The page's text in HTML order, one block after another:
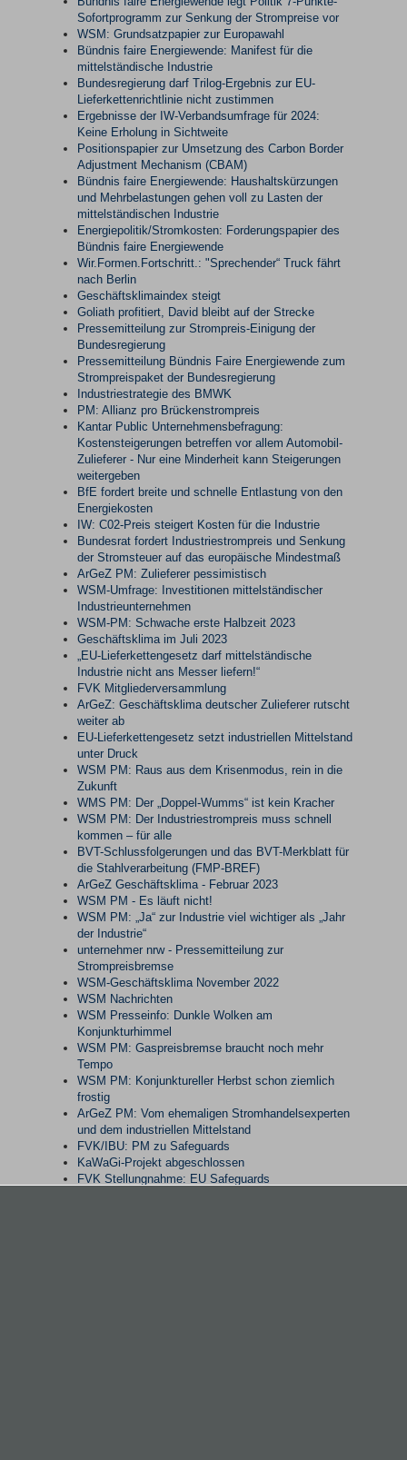
Sofortprogramm zur Senkung der Strompreise vor
WSM: Grundsatzpapier zur Europawahl
Bündnis faire Energiewende: Manifest für die
mittelständische Industrie
Bundesregierung darf Trilog-Ergebnis zur EU-
Lieferkettenrichtlinie nicht zustimmen
Ergebnisse der IW-Verbandsumfrage für 2024:
Keine Erholung in Sichtweite
Positionspapier zur Umsetzung des Carbon Border
Adjustment Mechanism (CBAM)
Bündnis faire Energiewende: Haushaltskürzungen
und Mehrbelastungen gehen voll zu Lasten der
mittelständischen Industrie
Energiepolitik/Stromkosten: Forderungspapier des
Bündnis faire Energiewende
Wir.Formen.Fortschritt.: "Sprechender“ Truck fährt
nach Berlin
Geschäftsklimaindex steigt
Goliath profitiert, David bleibt auf der Strecke
Pressemitteilung zur Strompreis-Einigung der
Bundesregierung
Pressemitteilung Bündnis Faire Energiewende zum
Strompreispaket der Bundesregierung
Industriestrategie des BMWK
PM: Allianz pro Brückenstrompreis
Kantar Public Unternehmensbefragung:
Kostensteigerungen betreffen vor allem Automobil-
Zulieferer - Nur eine Minderheit kann Steigerungen
weitergeben
BfE fordert breite und schnelle Entlastung von den
Energiekosten
IW: C02-Preis steigert Kosten für die Industrie
Bundesrat fordert Industriestrompreis und Senkung
der Stromsteuer auf das europäische Mindestmaß
ArGeZ PM: Zulieferer pessimistisch
WSM-Umfrage: Investitionen mittelständischer
Industrieunternehmen
WSM-PM: Schwache erste Halbzeit 2023
Geschäftsklima im Juli 2023
„EU-Lieferkettengesetz darf mittelständische
Industrie nicht ans Messer liefern!“
FVK Mitgliederversammlung
ArGeZ: Geschäftsklima deutscher Zulieferer rutscht
weiter ab
EU-Lieferkettengesetz setzt industriellen Mittelstand
unter Druck
WSM PM: Raus aus dem Krisenmodus, rein in die
Zukunft
WMS PM: Der „Doppel-Wumms“ ist kein Kracher
WSM PM: Der Industriestrompreis muss schnell
kommen – für alle
BVT-Schlussfolgerungen und das BVT-Merkblatt für
die Stahlverarbeitung (FMP-BREF)
ArGeZ Geschäftsklima - Februar 2023
WSM PM - Es läuft nicht!
WSM PM: „Ja“ zur Industrie viel wichtiger als „Jahr
der Industrie“
unternehmer nrw - Pressemitteilung zur
Strompreisbremse
WSM-Geschäftsklima November 2022
WSM Nachrichten
WSM Presseinfo: Dunkle Wolken am
Konjunkturhimmel
WSM PM: Gaspreisbremse braucht noch mehr
Tempo
WSM PM: Konjunktureller Herbst schon ziemlich
frostig
ArGeZ PM: Vom ehemaligen Stromhandelsexperten
und dem industriellen Mittelstand
FVK/IBU: PM zu Safeguards
KaWaGi-Projekt abgeschlossen
FVK Stellungnahme: EU Safeguards